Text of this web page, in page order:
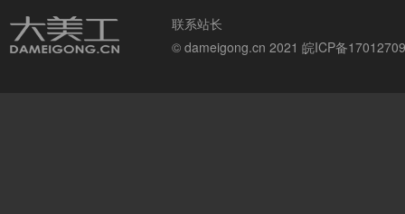
联系站长
© dameigong.cn 2021 皖ICP备